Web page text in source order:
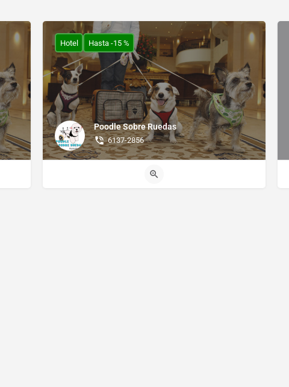
Poodle Sobre Ruedas
6137-2856
Hotel Hasta -15 %